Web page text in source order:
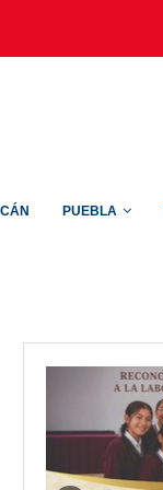
PUEBLA